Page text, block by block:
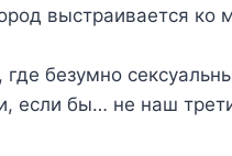
выстраивается
безумно
если бы… не наш